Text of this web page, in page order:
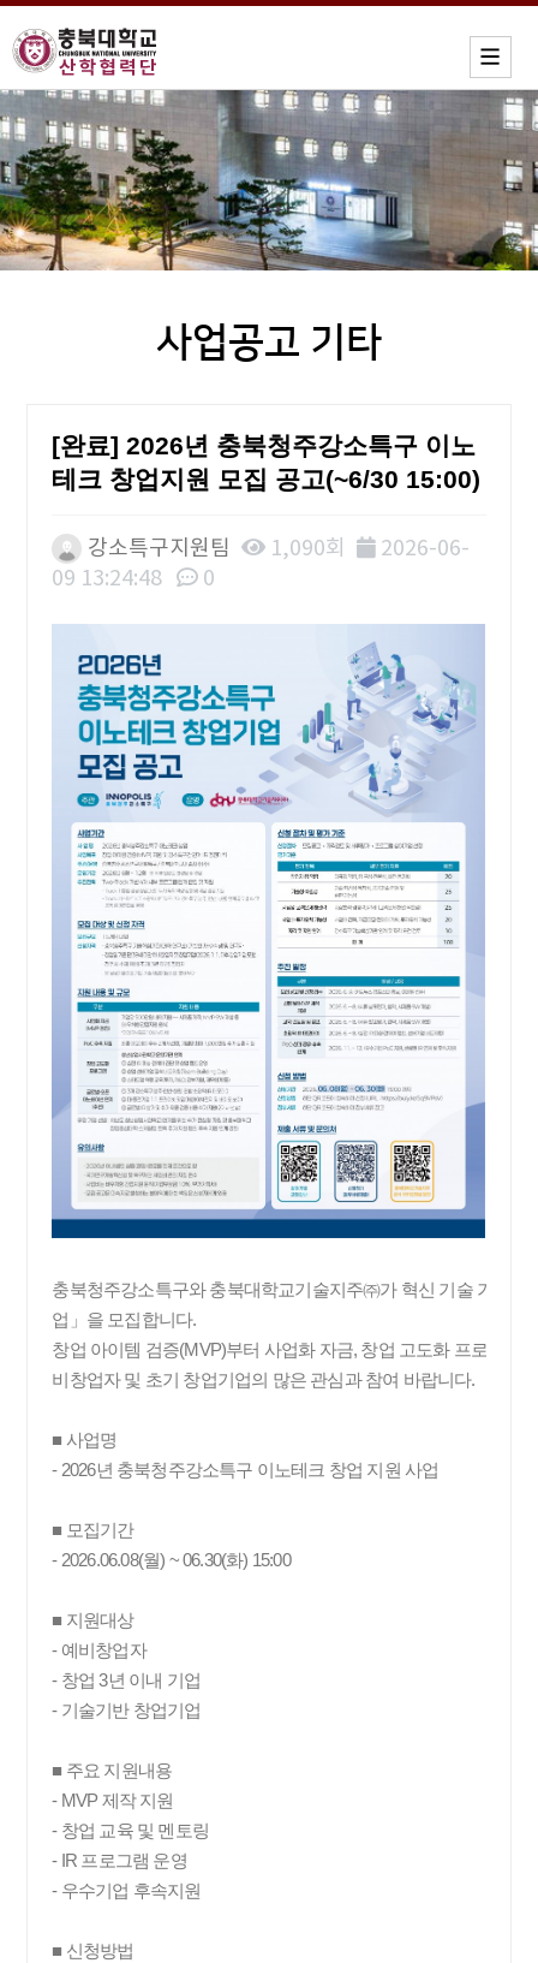
사업공고 기타
[완료] 2026년 충북청주강소특구 이노
테크 창업지원 모집 공고(~6/30 15:00)
강소특구지원팀 1,090회
2026-06-
09 13:24:48
0
충북청주강소특구와 충북대학교기술지주㈜가 혁신 기술 기반
업」을 모집합니다.
창업 아이템 검증(MVP)부터 사업화 자금, 창업 고도화 프로그램
비창업자 및 초기 창업기업의 많은 관심과 참여 바랍니다.
■ 사업명
- 2026년 충북청주강소특구 이노테크 창업 지원 사업
■ 모집기간
- 2026.06.08(월) ~ 06.30(화) 15:00
■ 지원대상
- 예비창업자
- 창업 3년 이내 기업
- 기술기반 창업기업
■ 주요 지원내용
- MVP 제작 지원
- 창업 교육 및 멘토링
- IR 프로그램 운영
- 우수기업 후속지원
■ 신청방법